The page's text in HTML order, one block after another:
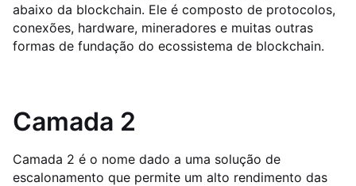
abaixo da blockchain. Ele é composto de protocolos,
conexões, hardware, mineradores e muitas outras
formas de fundação do ecossistema de blockchain.
Camada 2
Camada 2 é o nome dado a uma solução de
escalonamento que permite um alto rendimento das